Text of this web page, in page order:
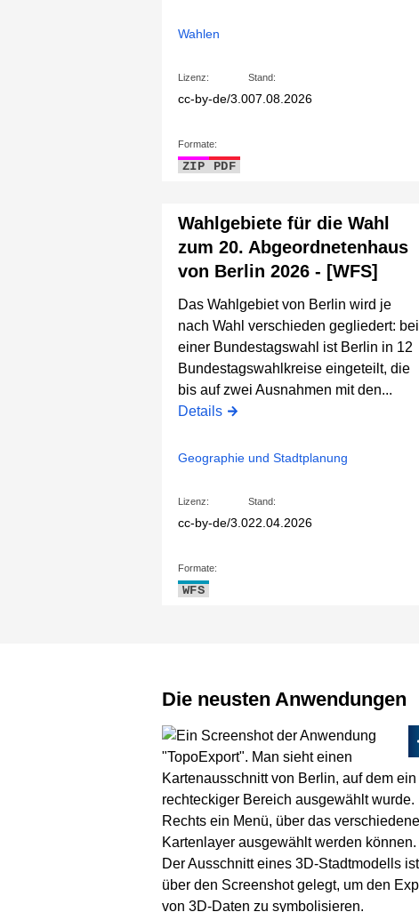
Wahlen
Lizenz:
cc-by-de/3.0
Stand:
07.08.2026
Formate:
ZIP PDF
Wahlgebiete für die Wahl
zum 20. Abgeordnetenhaus
von Berlin 2026 - [WFS]
Das Wahlgebiet von Berlin wird je
nach Wahl verschieden gegliedert: bei
einer Bundestagswahl ist Berlin in 12
Bundestagswahlkreise eingeteilt, die
bis auf zwei Ausnahmen mit den...
Details
Geographie und Stadtplanung
Lizenz:
cc-by-de/3.0
Stand:
22.04.2026
Formate:
WFS
Die neusten Anwendungen